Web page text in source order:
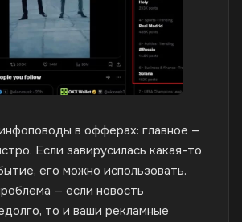
в офферах: главное —
Если завирусилась какая-то
его можно использовать.
— если новость
то и ваши рекламные